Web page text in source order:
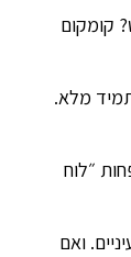
קומקום
מלא.
״לוח
ואם